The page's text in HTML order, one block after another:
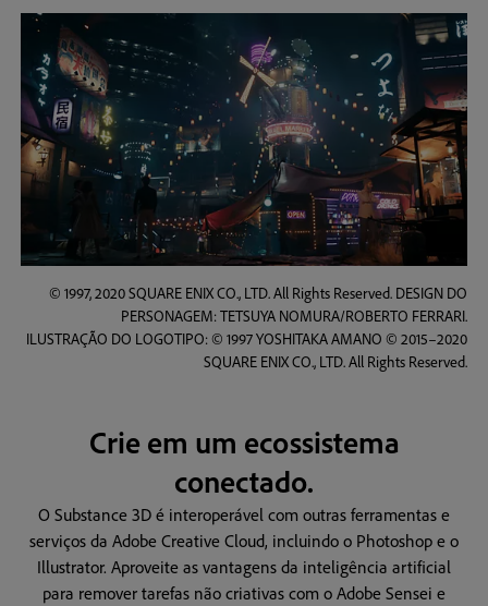
© 1997, 2020 SQUARE ENIX CO., LTD. All Rights Reserved. DESIGN DO
PERSONAGEM: TETSUYA NOMURA/ROBERTO FERRARI.
ILUSTRAÇÃO DO LOGOTIPO: © 1997 YOSHITAKA AMANO © 2015–2020
SQUARE ENIX CO., LTD. All Rights Reserved.
Crie em um ecossistema
conectado.
O Substance 3D é interoperável com outras ferramentas e
serviços da Adobe Creative Cloud, incluindo o Photoshop e o
Illustrator. Aproveite as vantagens da inteligência artificial
para remover tarefas não criativas com o Adobe Sensei e